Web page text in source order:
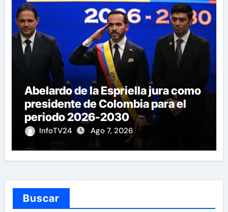
Abelardo de la Espriella jura como
presidente de Colombia para el
periodo 2026-2030
InfoTV24 Ago 7, 2026
Buscar